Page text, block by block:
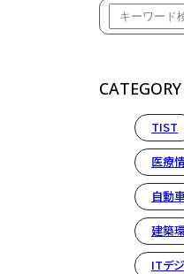
CATEGORY
TIST
医療
自動
建築
ITデ